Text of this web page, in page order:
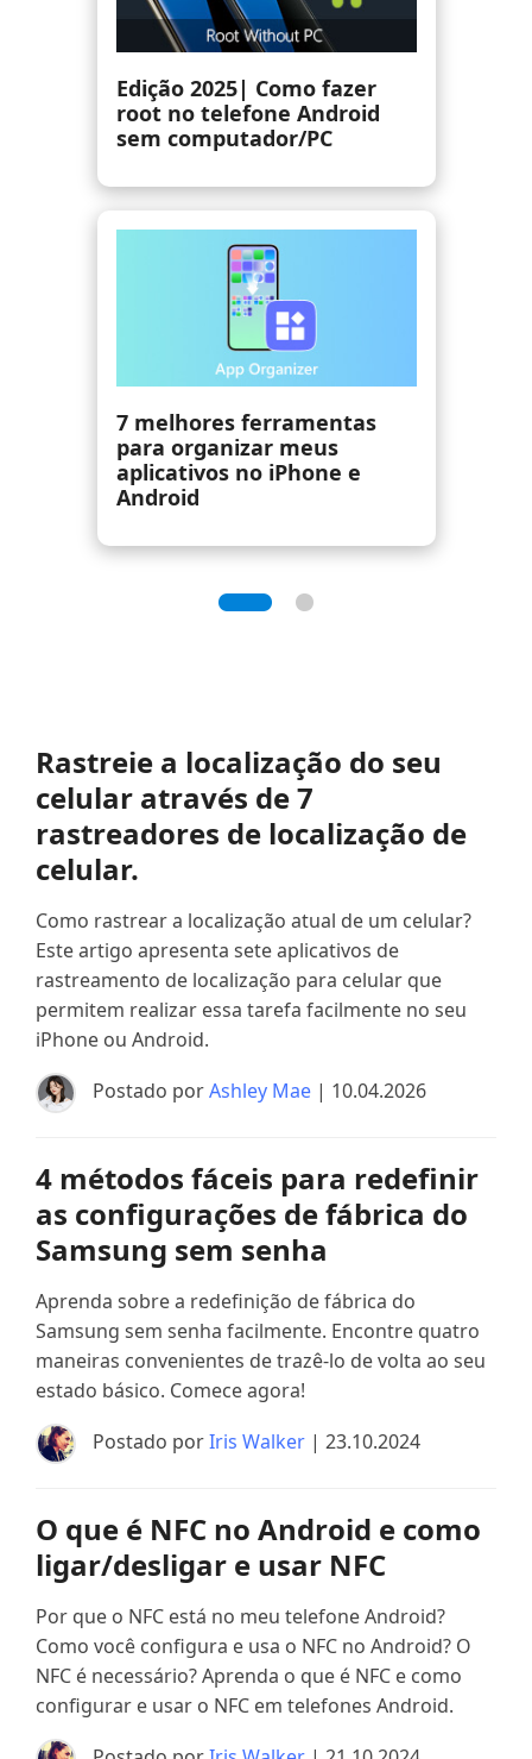
Android que você pode
baixar hoje gratuitamente
texto grátis - Os 15
melhores aplicativos de
texto grátis para Android
Rastreie a localização do seu
celular através de 7
rastreadores de localização de
celular.
Como rastrear a localização atual de um celular?
Este artigo apresenta sete aplicativos de
rastreamento de localização para celular que
permitem realizar essa tarefa facilmente no seu
iPhone ou Android.
Postado porAshley Mae | 10.04.2026
4 métodos fáceis para redefinir
as configurações de fábrica do
Samsung sem senha
Aprenda sobre a redefinição de fábrica do
Samsung sem senha facilmente. Encontre quatro
maneiras convenientes de trazê-lo de volta ao seu
estado básico. Comece agora!
Postado porIris Walker | 23.10.2024
O que é NFC no Android e como
ligar/desligar e usar NFC
Por que o NFC está no meu telefone Android?
Como você configura e usa o NFC no Android? O
NFC é necessário? Aprenda o que é NFC e como
configurar e usar o NFC em telefones Android.